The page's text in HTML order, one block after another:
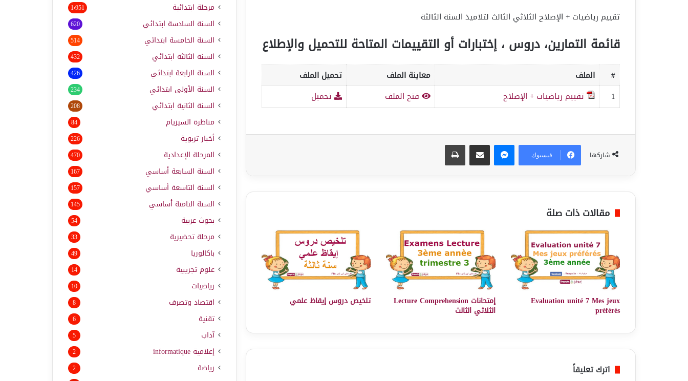
تقييم رياضيات + الإصلاح الثلاثي الثالث لتلاميذ السنة الثالثة
قائمة التمارين، دروس ، إختبارات أو التقييمات المتاحة للتحميل والإطلاع
# الملف معاينة الملف
تحميل الملف
1
تقييم رياضيات + الإصلاح فتح الملف تحميل
شاركها فيسبوك
مقالات ذات صلة
Evaluation unité 7 Mes jeux
préférés
إمتحانات Lecture Comprehension
الثلاثي الثالث
تلخيص دروس إيقاظ علمي
اترك تعليقاً
مرحلة ابتدائية 1٬951
السنة السادسة ابتدائي 620
السنة الخامسة ابتدائي 514
السنة الثالثة ابتدائي 432
السنة الرابعة ابتدائي 426
السنة الأولى ابتدائي 234
السنة الثانية ابتدائي 208
مناظرة السيزيام 84
أخبار تربوية 226
المرحلة الإعدادية 470
السنة السابعة أساسي 167
السنة التاسعة أساسي 157
السنة الثامنة أساسي 145
بحوث عربية 54
مرحلة تحضيرية 33
باكالوريا 49
علوم تجريبية 14
رياضيات 10
اقتصاد وتصرف 8
تقنية 6
آداب 5
إعلامية informatique
2
رياضة 2